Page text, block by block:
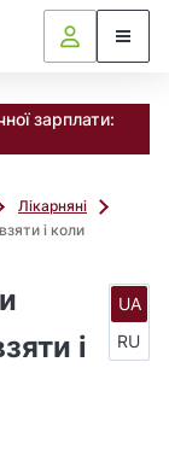
зарплати:
Лікарняні
і коли
і
UA
RU